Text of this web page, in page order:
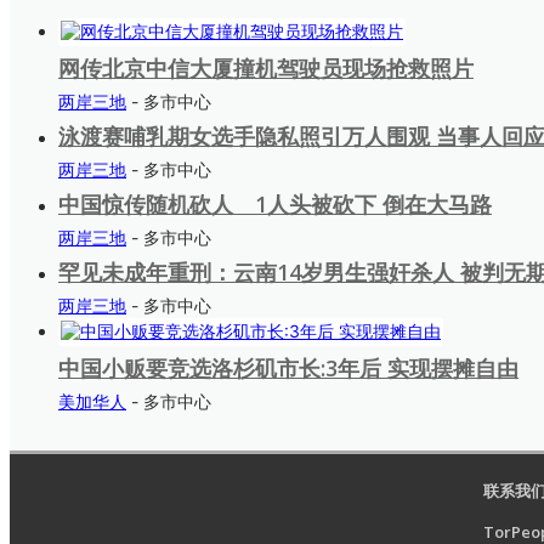
网传北京中信大厦撞机驾驶员现场抢救照片
两岸三地 - 多市中心
泳渡赛哺乳期女选手隐私照引万人围观 当事人回应
两岸三地 - 多市中心
中国惊传随机砍人 1人头被砍下 倒在大马路
两岸三地 - 多市中心
罕见未成年重刑：云南14岁男生强奸杀人 被判无
两岸三地 - 多市中心
中国小贩要竞选洛杉矶市长:3年后 实现摆摊自由
美加华人 - 多市中心
联系我